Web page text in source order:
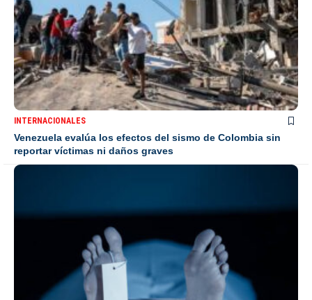
INTERNACIONALES
Venezuela evalúa los efectos del sismo de Colombia sin
reportar víctimas ni daños graves